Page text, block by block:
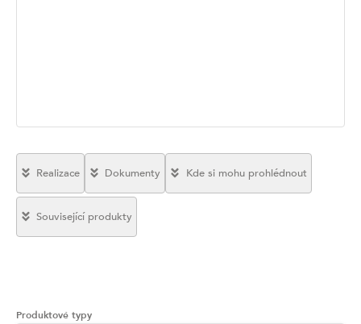
Produktové typy
Realizace Dokumenty Kde si mohu prohlédnout
Související produkty